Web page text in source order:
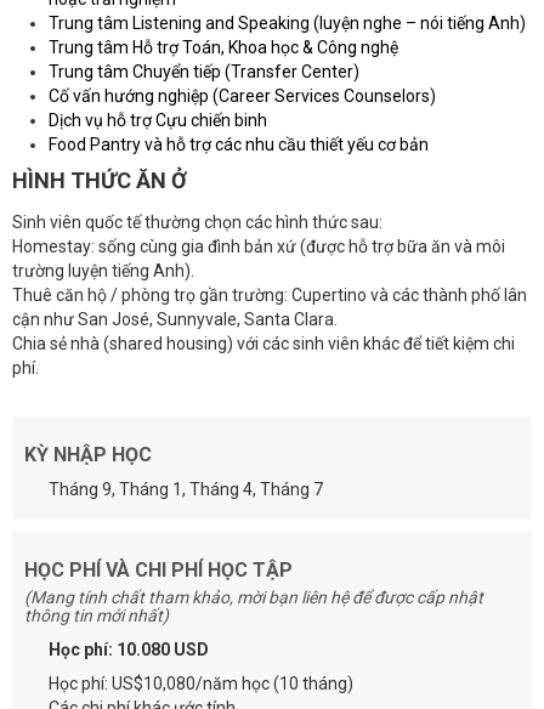
Trung tâm Listening and Speaking (luyện nghe – nói tiếng Anh)
Trung tâm Hỗ trợ Toán, Khoa học & Công nghệ
Trung tâm Chuyển tiếp (Transfer Center)
Cố vấn hướng nghiệp (Career Services Counselors)
Dịch vụ hỗ trợ Cựu chiến binh
Food Pantry và hỗ trợ các nhu cầu thiết yếu cơ bản
HÌNH THỨC ĂN Ở
Sinh viên quốc tế thường chọn các hình thức sau:
Homestay: sống cùng gia đình bản xứ (được hỗ trợ bữa ăn và môi
trường luyện tiếng Anh).
Thuê căn hộ / phòng trọ gần trường: Cupertino và các thành phố lân
cận như San José, Sunnyvale, Santa Clara.
Chia sẻ nhà (shared housing) với các sinh viên khác để tiết kiệm chi
phí.
KỲ NHẬP HỌC
Tháng 9, Tháng 1, Tháng 4, Tháng 7
HỌC PHÍ VÀ CHI PHÍ HỌC TẬP
(Mang tính chất tham khảo, mời bạn liên hệ để được cấp nhật
thông tin mới nhất)
Học phí: 10.080 USD
Học phí: US$10,080/năm học (10 tháng)